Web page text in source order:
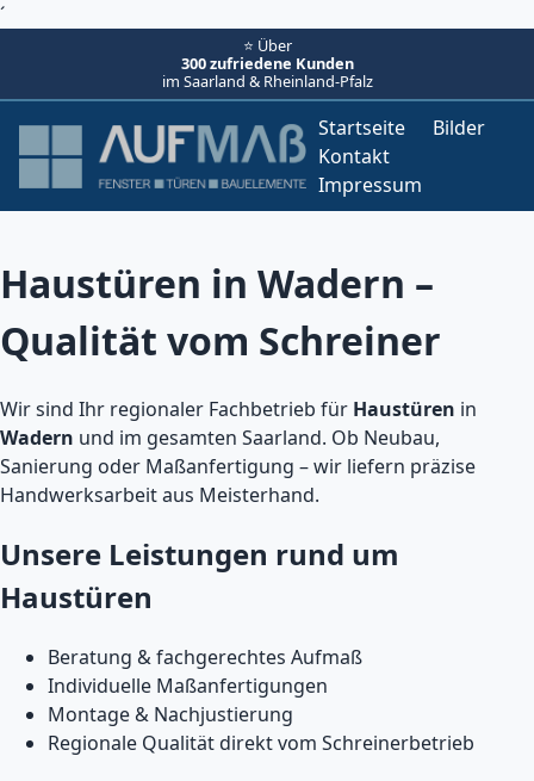
´
⭐ Über
300 zufriedene Kunden
im Saarland & Rheinland-Pfalz
Startseite
Bilder
Kontakt
Impressum
Haustüren in Wadern –
Qualität vom Schreiner
Wir sind Ihr regionaler Fachbetrieb für Haustüren in
Wadern und im gesamten Saarland. Ob Neubau,
Sanierung oder Maßanfertigung – wir liefern präzise
Handwerksarbeit aus Meisterhand.
Unsere Leistungen rund um
Haustüren
Beratung & fachgerechtes Aufmaß
Individuelle Maßanfertigungen
Montage & Nachjustierung
Regionale Qualität direkt vom Schreinerbetrieb